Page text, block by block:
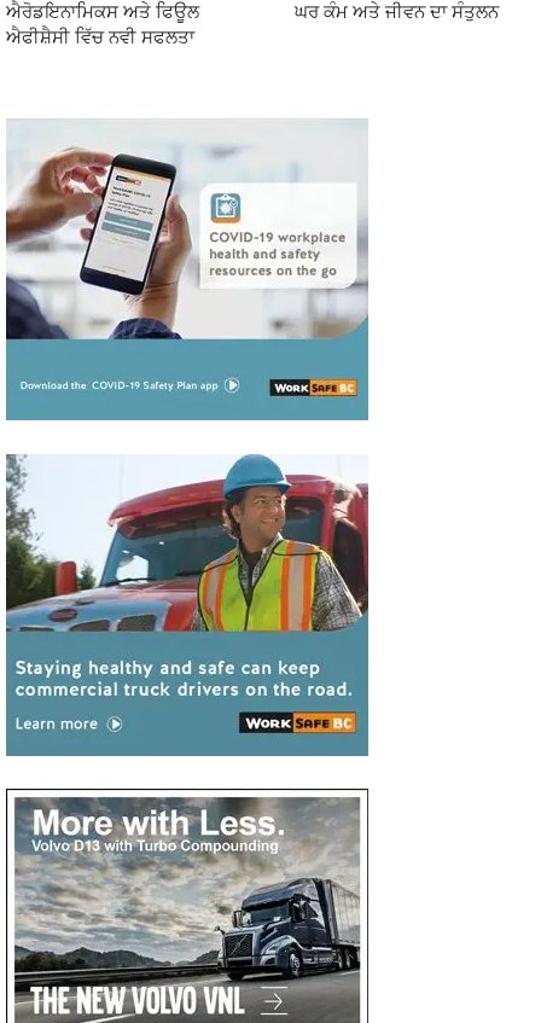
ਐਰੋਡਇਨਾਮਿਕਸ ਅਤੇ ਫਿਊਲ
ਐਫੀਸ਼ੈਸੀ ਵਿੱਚ ਨਵੀ ਸਫਲਤਾ
ਘਰ ਕੰਮ ਅਤੇ ਜੀਵਨ ਦਾ ਸੰਤੁਲਨ